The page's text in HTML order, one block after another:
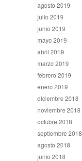
agosto 2019
julio 2019
junio 2019
mayo 2019
abril 2019
marzo 2019
febrero 2019
enero 2019
diciembre 2018
noviembre 2018
octubre 2018
septiembre 2018
agosto 2018
junio 2018